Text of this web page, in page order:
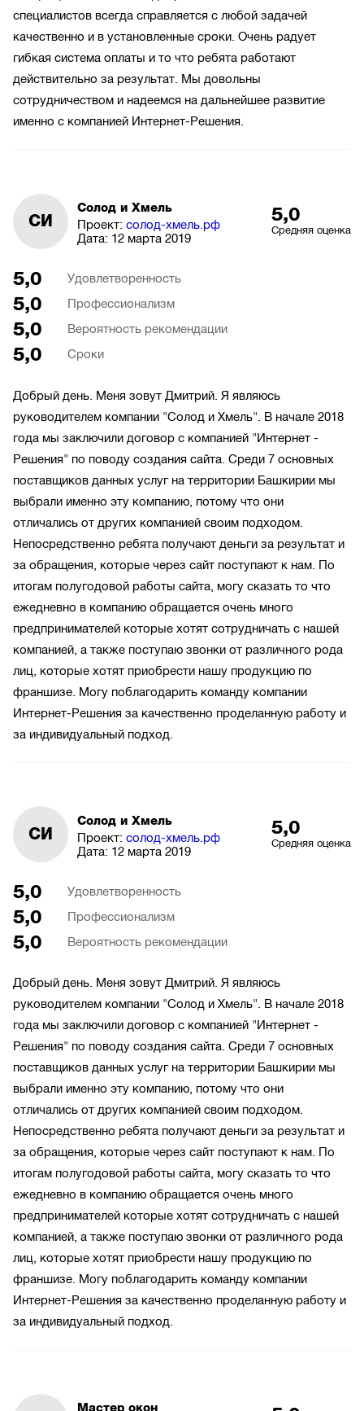
специалистов всегда справляется с любой задачей
качественно и в установленные сроки. Очень радует
гибкая система оплаты и то что ребята работают
действительно за результат. Мы довольны
сотрудничеством и надеемся на дальнейшее развитие
именно с компанией Интернет-Решения.
СИ
Солод и Хмель
Проект: солод-хмель.рф
Дата: 12 марта 2019
5,0
Средняя оценка
5,0 Удовлетворенность
5,0 Профессионализм
5,0 Вероятность рекомендации
5,0 Сроки
Добрый день. Меня зовут Дмитрий. Я являюсь
руководителем компании "Солод и Хмель". В начале 2018
года мы заключили договор с компанией "Интернет -
Решения" по поводу создания сайта. Среди 7 основных
поставщиков данных услуг на территории Башкирии мы
выбрали именно эту компанию, потому что они
отличались от других компанией своим подходом.
Непосредственно ребята получают деньги за результат и
за обращения, которые через сайт поступают к нам. По
итогам полугодовой работы сайта, могу сказать то что
ежедневно в компанию обращается очень много
предпринимателей которые хотят сотрудничать с нашей
компанией, а также поступаю звонки от различного рода
лиц, которые хотят приобрести нашу продукцию по
франшизе. Могу поблагодарить команду компании
Интернет-Решения за качественно проделанную работу и
за индивидуальный подход.
СИ
Солод и Хмель
Проект: солод-хмель.рф
Дата: 12 марта 2019
5,0
Средняя оценка
5,0 Удовлетворенность
5,0 Профессионализм
5,0 Вероятность рекомендации
Добрый день. Меня зовут Дмитрий. Я являюсь
руководителем компании "Солод и Хмель". В начале 2018
года мы заключили договор с компанией "Интернет -
Решения" по поводу создания сайта. Среди 7 основных
поставщиков данных услуг на территории Башкирии мы
выбрали именно эту компанию, потому что они
отличались от других компанией своим подходом.
Непосредственно ребята получают деньги за результат и
за обращения, которые через сайт поступают к нам. По
итогам полугодовой работы сайта, могу сказать то что
ежедневно в компанию обращается очень много
предпринимателей которые хотят сотрудничать с нашей
компанией, а также поступаю звонки от различного рода
лиц, которые хотят приобрести нашу продукцию по
франшизе. Могу поблагодарить команду компании
Интернет-Решения за качественно проделанную работу и
за индивидуальный подход.
Мастер окон